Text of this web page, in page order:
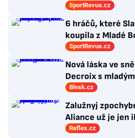
probili k
SportRevue.cz
6 hráčů, které
koupila z Mladé
po přestupu do
SportRevue.cz
Nová láska ve
Decroix s
bazénu pod
Blesk.cz
Zalužnyj
Aliance už je jen
řídí ji staré
Reflex.cz